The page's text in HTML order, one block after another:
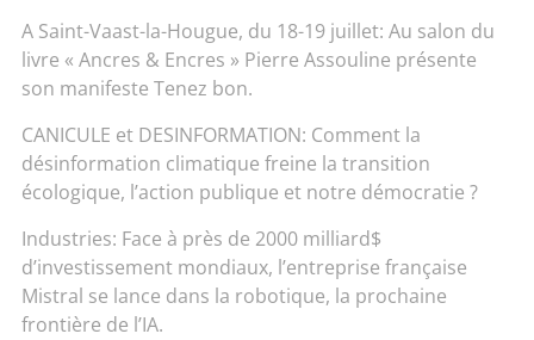
A Saint-Vaast-la-Hougue, du 18-19 juillet: Au salon du
livre « Ancres & Encres » Pierre Assouline présente
son manifeste Tenez bon.
CANICULE et DESINFORMATION: Comment la
désinformation climatique freine la transition
écologique, l’action publique et notre démocratie ?
Industries: Face à près de 2000 milliard$
d’investissement mondiaux, l’entreprise française
Mistral se lance dans la robotique, la prochaine
frontière de l’IA.